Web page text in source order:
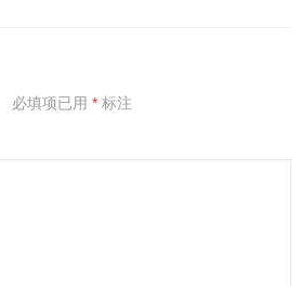
必填项已用 *标注